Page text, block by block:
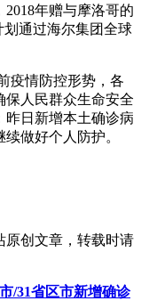
年赠与摩洛哥的
划通过海尔集团全球
疫情防控形势，各
保人民群众生命安全
昨日新增本土确诊病
做好个人防护。
原创文章，转载时请
/31省区市新增确诊